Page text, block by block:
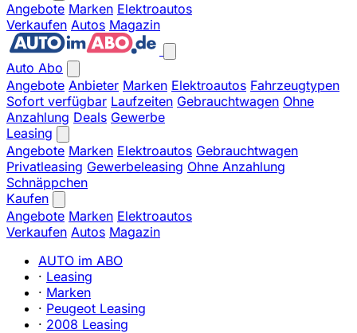
Angebote Marken Elektroautos
Verkaufen Autos Magazin
Auto Abo
Angebote Anbieter Marken Elektroautos Fahrzeugtypen
Sofort verfügbar Laufzeiten Gebrauchtwagen Ohne
Anzahlung Deals Gewerbe
Leasing
Angebote Marken Elektroautos Gebrauchtwagen
Privatleasing Gewerbeleasing Ohne Anzahlung
Schnäppchen
Kaufen
Angebote Marken Elektroautos
Verkaufen Autos Magazin
AUTO im ABO
· Leasing
· Marken
· Peugeot Leasing
· 2008 Leasing